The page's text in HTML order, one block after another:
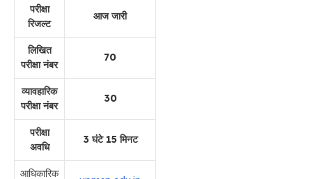
परीक्षा
रिजल्ट
आज जारी
लिखित
परीक्षा नंबर
70
व्यावहारिक
परीक्षा नंबर
30
परीक्षा
अवधि
3 घंटे 15 मिनट
आधिकारिक